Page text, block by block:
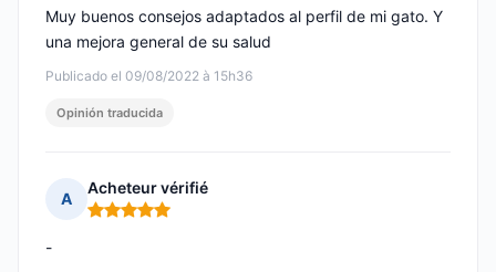
Publicado el 09/08/2022 à 15h36
Muy buenos consejos adaptados al perfil de mi gato. Y
una mejora general de su salud
Opinión traducida
A
Acheteur vérifié
Nota: 5 de 5
-